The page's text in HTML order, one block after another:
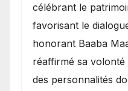
célébrant le
favorisant le
honorant Baaba
réaffirmé sa
des personnalités